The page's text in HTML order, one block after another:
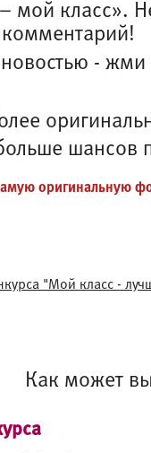
мой класс».
новостью - жми
шансов
оригинальную
"Мой класс -
Как может